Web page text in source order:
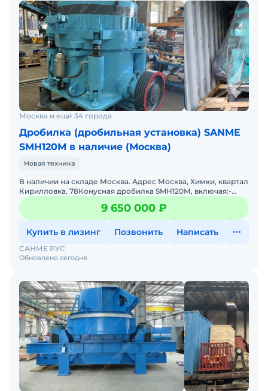
Москва и ещё 34 города
Дробилка (дробильная установка) SANME
SMH120М в наличие (Москва)
Новая техника
В наличии на складе Москва. Адрес Москва, Химки, квартал
Кирилловка, 78Конусная дробилка SMH120М, включая:-
пульт управления с плавным пуском XICHI – 1 шт.
9 650 000 ₽
Купить в лизинг Позвонить Написать
Обновлено сегодня
САНМЕ РУС